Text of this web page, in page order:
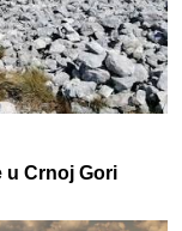
u Crnoj Gori